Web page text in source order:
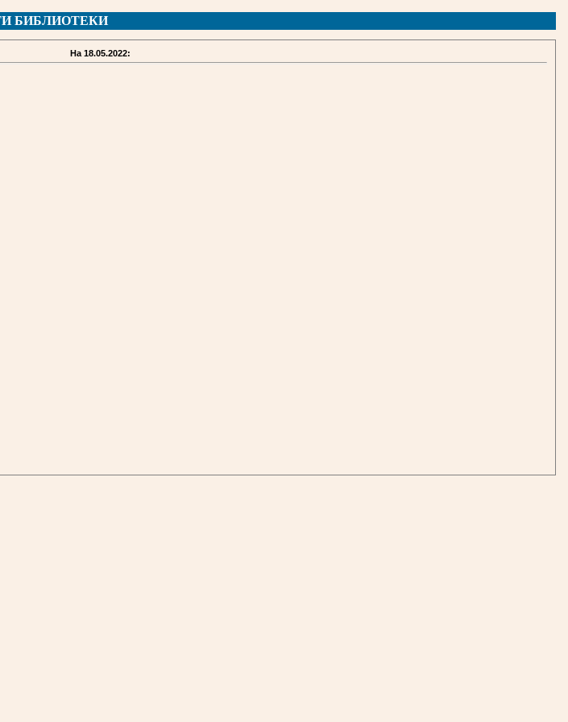
БИБЛИОТЕКИ
На 18.05.2022: